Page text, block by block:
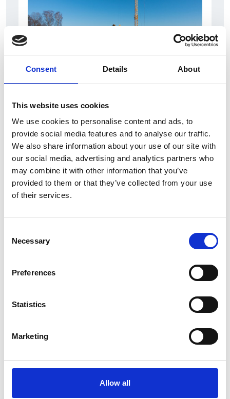
Consent Details About
This website uses cookies
We use cookies to personalise content and ads, to
provide social media features and to analyse our traffic.
We also share information about your use of our site with
our social media, advertising and analytics partners who
may combine it with other information that you’ve
provided to them or that they’ve collected from your use
of their services.
Selection
Necessary
Preferences
Statistics
Marketing
Allow all
7 Agosto 2026
costruzione di nuove abitazioni
Repubblica Ceca